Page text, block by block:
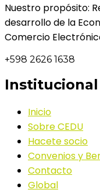
Nuestro propósito:
desarrollo de la
Comercio
+598 2626 1638
Institucional
Inicio
Sobre CEDU
Hacete socio
Convenios y
Contacto
Global